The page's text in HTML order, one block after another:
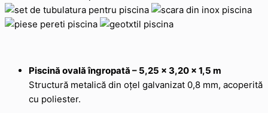
Piscină ovală îngropată – 5,25 x 3,20 x 1,5 m
Structură metalică din oțel galvanizat 0,8 mm, acoperită
cu poliester.